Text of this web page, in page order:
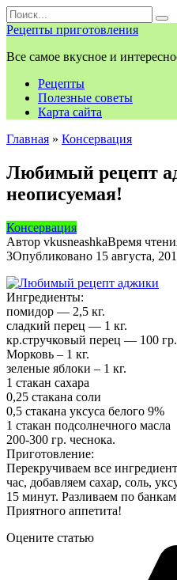
Перейти
к
контенту
Search
for:
Рецепты приготовления
Все самое вкусное и
Рецепты
Полезные советы
Карта сайта
Главная » Консервация
Любимый рецепт
неописуемая!
Консервация
Автор vkusneashkaВремя
3Опубликовано 15 августа,
Ингредиенты:
помидор — 2,5 кг.
сладкий перец — 1 кг.
кр.стручковый перец — 100 гр.
Морковь – 1 кг.
зеленые яблоки – 1 кг.
1 стакан сахара
0,25 стакана соли
0,5 стакана уксуса белого 9%
1 стакан подсолнечного масла
200-300 гр. чеснока.
Приготовление:
Перекручиваем все
час, добавляем сахар, соль,
15 минут. Разливаем по
Приятного аппетита!
Оцените статью